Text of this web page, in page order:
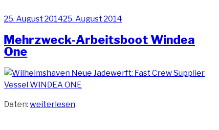
Two“
Veröffentlicht
25. August 201425. August 2014
Mehrzweck-Arbeitsboot Windea
One
Daten: „Mehrzweck-
weiterlesen